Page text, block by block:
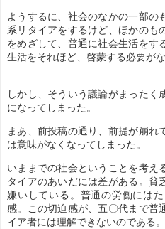
ようするに、社会のなかの一部の
系リタイアをするけど、ほかのも
をめざして、普通に社会生活をす
生活をそれほど、啓蒙する必要が
しかし、そういう議論がまった
になってしまった。
まあ、前投稿の通り、前提が崩れ
は意味がなくなってしまった。
いままでの社会ということを考え
タイアのあいだには差がある。
嫌いしている。普通の労働には
感。この切迫感が、五〇代まで普
イア者には理解できないのである。